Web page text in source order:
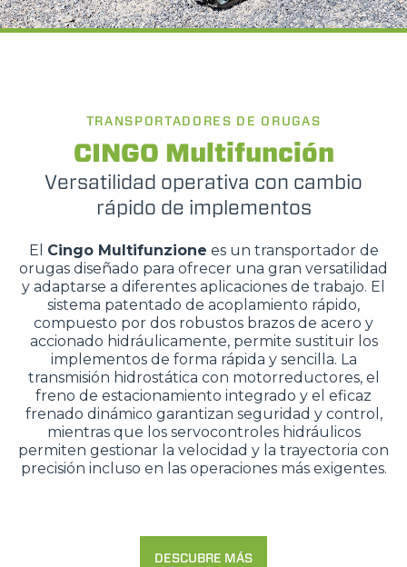
TRANSPORTADORES DE ORUGAS
CINGO Multifunción
Versatilidad operativa con cambio
rápido de implementos
El Cingo Multifunzione es un transportador de
orugas diseñado para ofrecer una gran versatilidad
y adaptarse a diferentes aplicaciones de trabajo. El
sistema patentado de acoplamiento rápido,
compuesto por dos robustos brazos de acero y
accionado hidráulicamente, permite sustituir los
implementos de forma rápida y sencilla. La
transmisión hidrostática con motorreductores, el
freno de estacionamiento integrado y el eficaz
frenado dinámico garantizan seguridad y control,
mientras que los servocontroles hidráulicos
permiten gestionar la velocidad y la trayectoria con
precisión incluso en las operaciones más exigentes.
DESCUBRE MÁS